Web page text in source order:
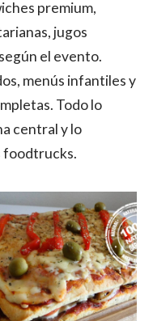
premium,
jugos
el evento.
menús infantiles y
Todo lo
central y lo
foodtrucks.